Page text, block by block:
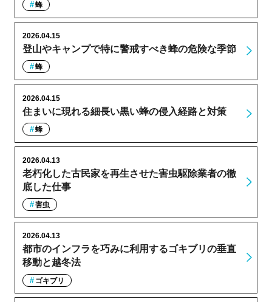
蜂
登山やキャンプで特に警戒すべき蜂の危険な季節
2026.04.15
蜂
住まいに現れる細長い黒い蜂の侵入経路と対策
2026.04.15
蜂
老朽化した古民家を再生させた害虫駆除業者の徹
底した仕事
2026.04.13
害虫
都市のインフラを巧みに利用するゴキブリの垂直
移動と越冬法
2026.04.13
ゴキブリ